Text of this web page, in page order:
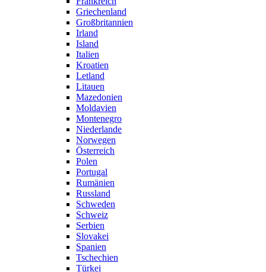
Griechenland
Großbritannien
Irland
Island
Italien
Kroatien
Letland
Litauen
Mazedonien
Moldavien
Montenegro
Niederlande
Norwegen
Österreich
Polen
Portugal
Rumänien
Russland
Schweden
Schweiz
Serbien
Slovakei
Spanien
Tschechien
Türkei